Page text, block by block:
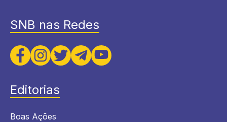
SNB nas Redes
Editorias
Boas Ações